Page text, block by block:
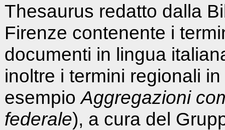
Thesaurus redatto dalla
Firenze contenente i
documenti in lingua
inoltre i termini regionali
esempioAggregazioni
federale), a cura del